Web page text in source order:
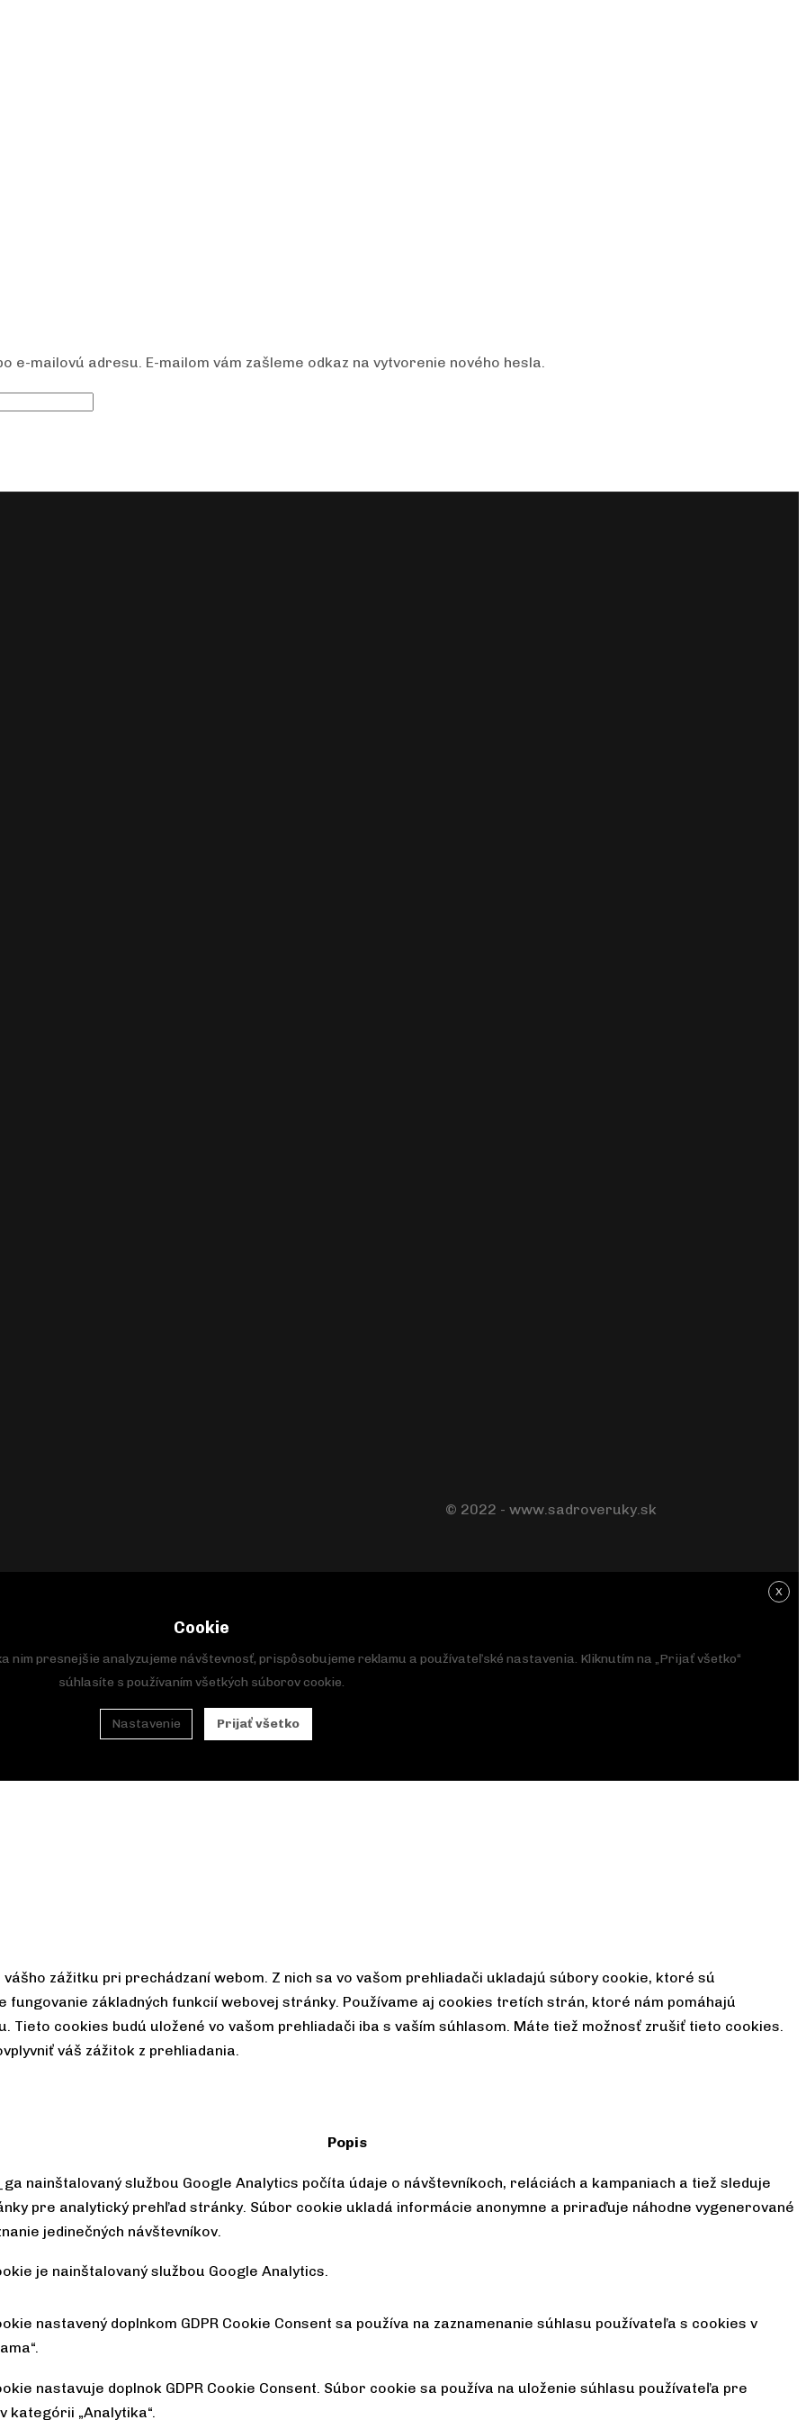
e-mailovú adresu. E-mailom vám zašleme odkaz na vytvorenie nového hesla.
© 2022 - www.sadroveruky.sk
X
Cookie
nim presnejšie analyzujeme návštevnosť, prispôsobujeme reklamu a používateľské nastavenia. Kliknutím na „Prijať všetko“
súhlasíte s používaním všetkých súborov cookie.
Nastavenie Prijať všetko
zážitku pri prechádzaní webom. Z nich sa vo vašom prehliadači ukladajú súbory cookie, ktoré sú
základných funkcií webovej stránky. Používame aj cookies tretích strán, ktoré nám pomáhajú
Tieto cookies budú uložené vo vašom prehliadači iba s vaším súhlasom. Máte tiež možnosť zrušiť tieto cookies.
váš zážitok z prehliadania.
Popis
nainštalovaný službou Google Analytics počíta údaje o návštevníkoch, reláciách a kampaniach a tiež sleduje
pre analytický prehľad stránky. Súbor cookie ukladá informácie anonymne a priraďuje náhodne vygenerované
jedinečných návštevníkov.
je nainštalovaný službou Google Analytics.
nastavený doplnkom GDPR Cookie Consent sa používa na zaznamenanie súhlasu používateľa s cookies v
nastavuje doplnok GDPR Cookie Consent. Súbor cookie sa používa na uloženie súhlasu používateľa pre
kategórii „Analytika“.